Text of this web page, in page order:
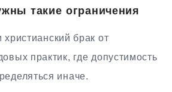
такие ограничения
брак от
практик, где допустимость
иначе.